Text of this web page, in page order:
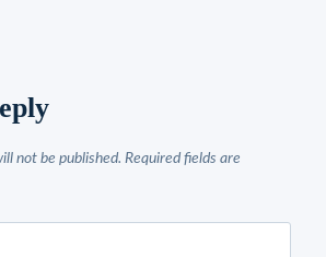
not be published. Required fields are